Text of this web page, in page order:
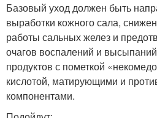
Базовый уход должен быть
выработки кожного сала,
работы сальных желез и
очагов воспалений и
продуктов с пометкой
кислотой, матирующими и
компонентами.